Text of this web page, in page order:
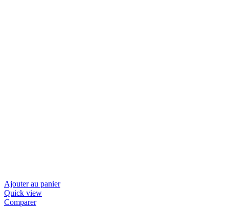
Ajouter au panier
Quick view
Comparer